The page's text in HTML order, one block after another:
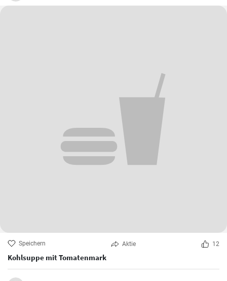
Speichern Aktie 12
Kohlsuppe mit Tomatenmark